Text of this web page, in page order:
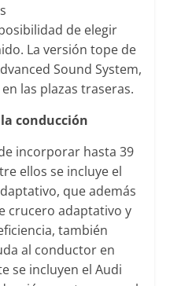
de elegir
La versión tope de
Sound System,
las plazas traseras.
conducción
incorporar hasta 39
ellos se incluye el
que además
crucero adaptativo y
también
al conductor en
se incluyen el Audi